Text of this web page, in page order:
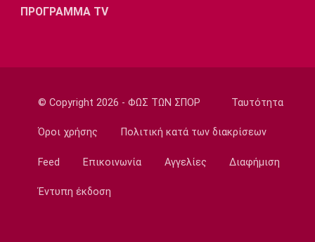
Ίντερ
Μπορούσια
Ντόρτμουντ
Παρί Σεν
Ζερμέν
Μαρσέιγ
ΠΡΟΓΡΑΜΜΑ TV
© Copyright 2026 - ΦΩΣ ΤΩΝ ΣΠΟΡ Ταυτότητα
Όροι χρήσης Πολιτική κατά των διακρίσεων
Feed Επικοινωνία Αγγελίες Διαφήμιση
Έντυπη έκδοση